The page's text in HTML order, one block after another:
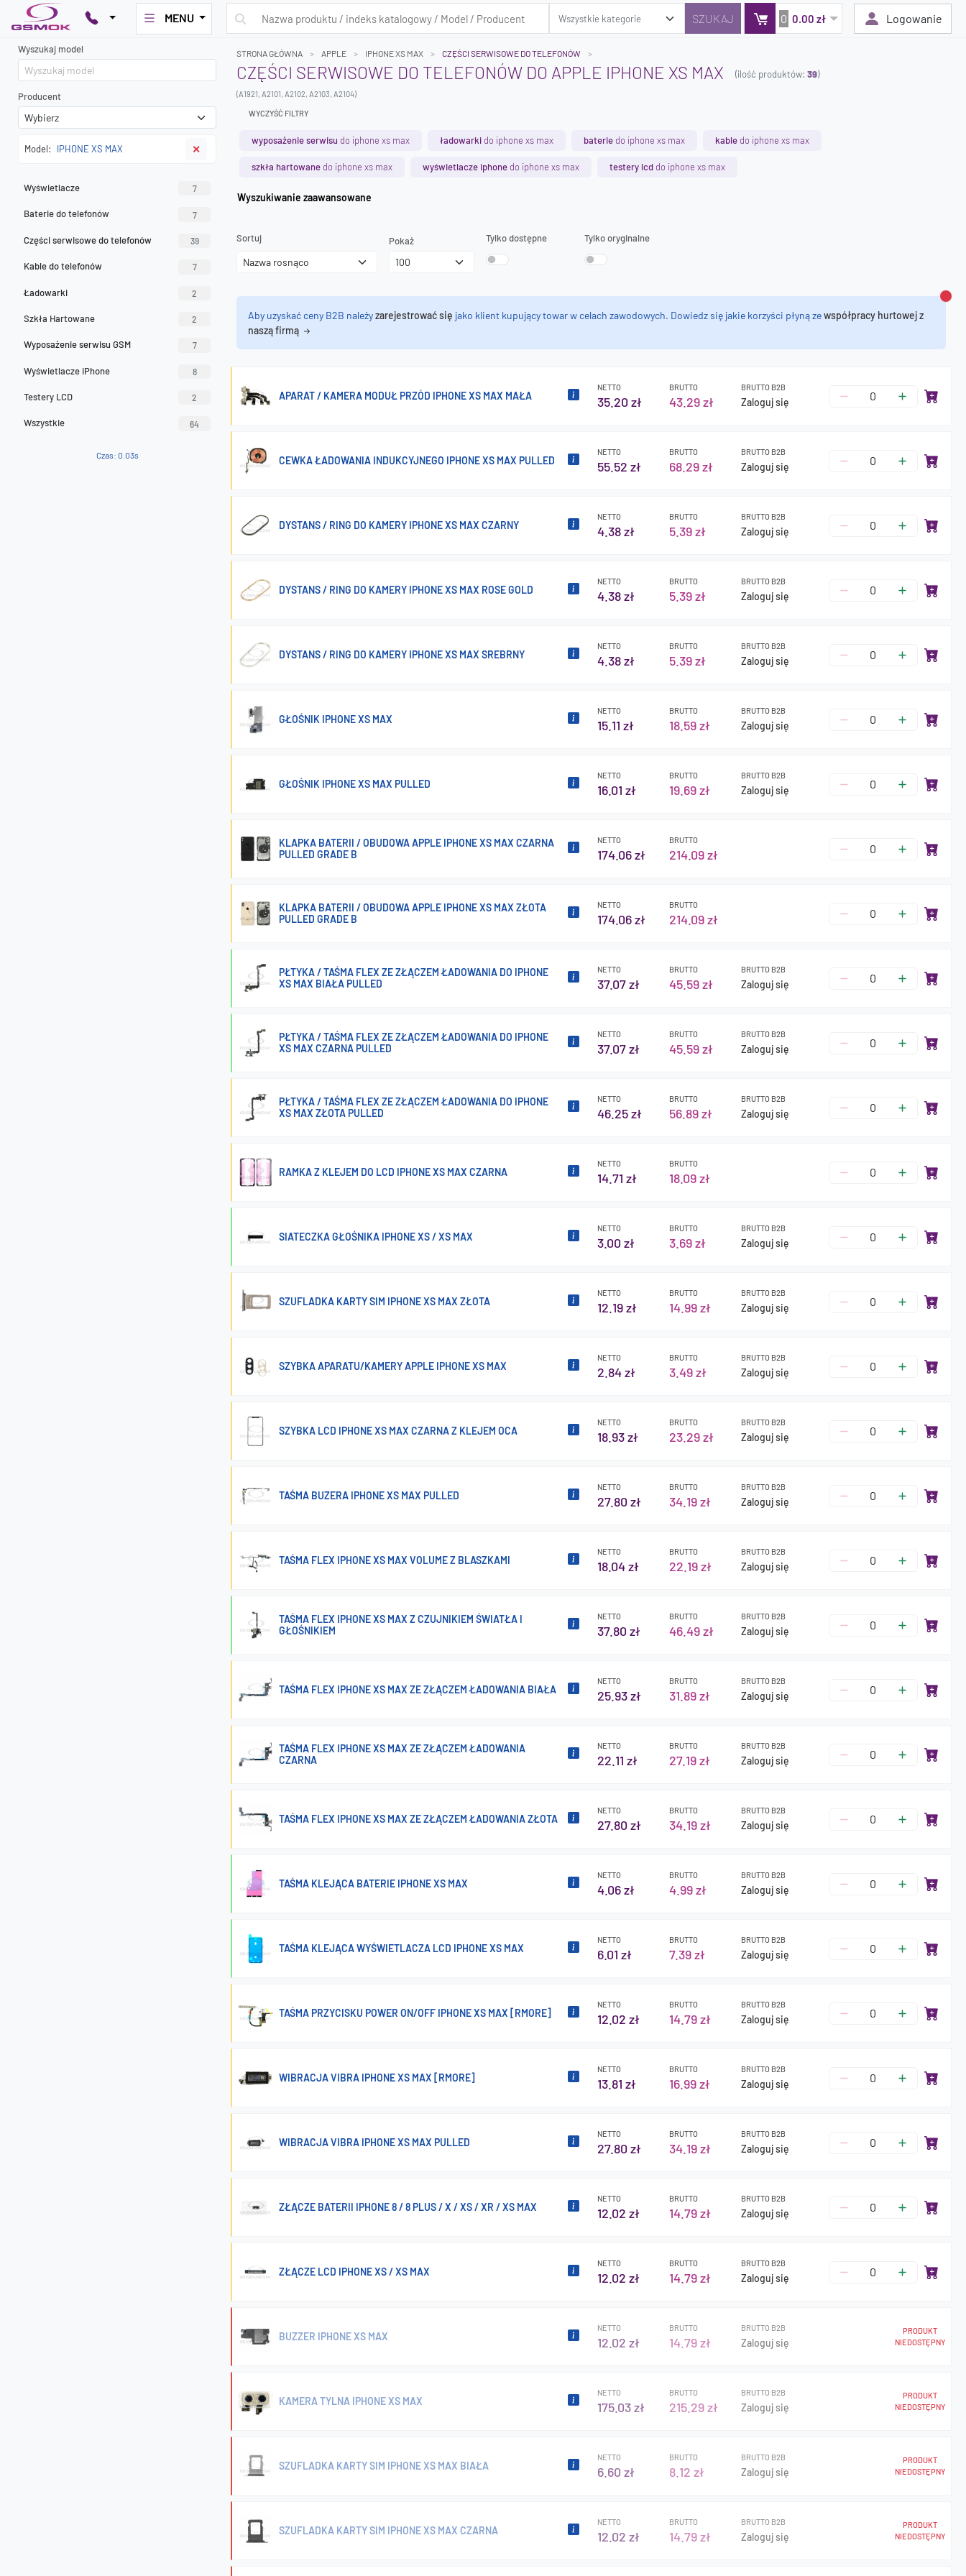
MENU 0 0.00 zł Logowanie
Wyszukaj model
Producent
Model: IPHONE XS MAX ✕
Wyświetlacze 7
Baterie do telefonów 7
Części serwisowe do telefonów 39
Kable do telefonów 7
Ładowarki 2
Szkła Hartowane 2
Wyposażenie serwisu GSM 7
Wyświetlacze iPhone 8
Testery LCD 2
Wszystkie 64
Czas: 0.03s
STRONA GŁÓWNA APPLE IPHONE XS MAX CZĘŚCI SERWISOWE DO TELEFONÓW
CZĘŚCI SERWISOWE DO TELEFONÓW DO APPLE IPHONE XS MAX (ilość produktów: 39)
(A1921, A2101, A2102, A2103, A2104)
WYCZYŚĆ FILTRY
wyposażenie serwisu do iphone xs max ładowarki do iphone xs max baterie do iphone xs max kable do iphone xs max
szkła hartowane do iphone xs max wyświetlacze iphone do iphone xs max testery lcd do iphone xs max
Wyszukiwanie zaawansowane
Sortuj Pokaż Tylko dostępne Tylko oryginalne
Aby uzyskać ceny B2B należyzarejestrować się jako klient kupujący towar w celach zawodowych. Dowiedz się jakie korzyści płyną zewspółpracy hurtowej z
naszą firmą
APARAT / KAMERA MODUŁ PRZÓD IPHONE XS MAX MAŁA
NETTO
35.20 zł
BRUTTO
43.29 zł
BRUTTO B2B
Zaloguj się
CEWKA ŁADOWANIA INDUKCYJNEGO IPHONE XS MAX PULLED
NETTO
55.52 zł
BRUTTO
68.29 zł
BRUTTO B2B
Zaloguj się
DYSTANS / RING DO KAMERY IPHONE XS MAX CZARNY
NETTO
4.38 zł
BRUTTO
5.39 zł
BRUTTO B2B
Zaloguj się
DYSTANS / RING DO KAMERY IPHONE XS MAX ROSE GOLD
NETTO
4.38 zł
BRUTTO
5.39 zł
BRUTTO B2B
Zaloguj się
DYSTANS / RING DO KAMERY IPHONE XS MAX SREBRNY
NETTO
4.38 zł
BRUTTO
5.39 zł
BRUTTO B2B
Zaloguj się
GŁOŚNIK IPHONE XS MAX
NETTO
15.11 zł
BRUTTO
18.59 zł
BRUTTO B2B
Zaloguj się
GŁOŚNIK IPHONE XS MAX PULLED
NETTO
16.01 zł
BRUTTO
19.69 zł
BRUTTO B2B
Zaloguj się
KLAPKA BATERII / OBUDOWA APPLE IPHONE XS MAX CZARNA
PULLED GRADE B
NETTO
174.06 zł
BRUTTO
214.09 zł
KLAPKA BATERII / OBUDOWA APPLE IPHONE XS MAX ZŁOTA
PULLED GRADE B
NETTO
174.06 zł
BRUTTO
214.09 zł
PŁTYKA / TAŚMA FLEX ZE ZŁĄCZEM ŁADOWANIA DO IPHONE
XS MAX BIAŁA PULLED
NETTO
37.07 zł
BRUTTO
45.59 zł
BRUTTO B2B
Zaloguj się
PŁTYKA / TAŚMA FLEX ZE ZŁĄCZEM ŁADOWANIA DO IPHONE
XS MAX CZARNA PULLED
NETTO
37.07 zł
BRUTTO
45.59 zł
BRUTTO B2B
Zaloguj się
PŁTYKA / TAŚMA FLEX ZE ZŁĄCZEM ŁADOWANIA DO IPHONE
XS MAX ZŁOTA PULLED
NETTO
46.25 zł
BRUTTO
56.89 zł
BRUTTO B2B
Zaloguj się
RAMKA Z KLEJEM DO LCD IPHONE XS MAX CZARNA
NETTO
14.71 zł
BRUTTO
18.09 zł
SIATECZKA GŁOŚNIKA IPHONE XS / XS MAX
NETTO
3.00 zł
BRUTTO
3.69 zł
BRUTTO B2B
Zaloguj się
SZUFLADKA KARTY SIM IPHONE XS MAX ZŁOTA
NETTO
12.19 zł
BRUTTO
14.99 zł
BRUTTO B2B
Zaloguj się
SZYBKA APARATU/KAMERY APPLE IPHONE XS MAX
NETTO
2.84 zł
BRUTTO
3.49 zł
BRUTTO B2B
Zaloguj się
SZYBKA LCD IPHONE XS MAX CZARNA Z KLEJEM OCA
NETTO
18.93 zł
BRUTTO
23.29 zł
BRUTTO B2B
Zaloguj się
TAŚMA BUZERA IPHONE XS MAX PULLED
NETTO
27.80 zł
BRUTTO
34.19 zł
BRUTTO B2B
Zaloguj się
TAŚMA FLEX IPHONE XS MAX VOLUME Z BLASZKAMI
NETTO
18.04 zł
BRUTTO
22.19 zł
BRUTTO B2B
Zaloguj się
TAŚMA FLEX IPHONE XS MAX Z CZUJNIKIEM ŚWIATŁA I
GŁOŚNIKIEM
NETTO
37.80 zł
BRUTTO
46.49 zł
BRUTTO B2B
Zaloguj się
TAŚMA FLEX IPHONE XS MAX ZE ZŁĄCZEM ŁADOWANIA BIAŁA
NETTO
25.93 zł
BRUTTO
31.89 zł
BRUTTO B2B
Zaloguj się
TAŚMA FLEX IPHONE XS MAX ZE ZŁĄCZEM ŁADOWANIA
CZARNA
NETTO
22.11 zł
BRUTTO
27.19 zł
BRUTTO B2B
Zaloguj się
TAŚMA FLEX IPHONE XS MAX ZE ZŁĄCZEM ŁADOWANIA ZŁOTA
NETTO
27.80 zł
BRUTTO
34.19 zł
BRUTTO B2B
Zaloguj się
TAŚMA KLEJĄCA BATERIE IPHONE XS MAX
NETTO
4.06 zł
BRUTTO
4.99 zł
BRUTTO B2B
Zaloguj się
TAŚMA KLEJĄCA WYŚWIETLACZA LCD IPHONE XS MAX
NETTO
6.01 zł
BRUTTO
7.39 zł
BRUTTO B2B
Zaloguj się
TAŚMA PRZYCISKU POWER ON/OFF IPHONE XS MAX [RMORE]
NETTO
12.02 zł
BRUTTO
14.79 zł
BRUTTO B2B
Zaloguj się
WIBRACJA VIBRA IPHONE XS MAX [RMORE]
NETTO
13.81 zł
BRUTTO
16.99 zł
BRUTTO B2B
Zaloguj się
WIBRACJA VIBRA IPHONE XS MAX PULLED
NETTO
27.80 zł
BRUTTO
34.19 zł
BRUTTO B2B
Zaloguj się
ZŁĄCZE BATERII IPHONE 8 / 8 PLUS / X / XS / XR / XS MAX
NETTO
12.02 zł
BRUTTO
14.79 zł
BRUTTO B2B
Zaloguj się
ZŁĄCZE LCD IPHONE XS / XS MAX
NETTO
12.02 zł
BRUTTO
14.79 zł
BRUTTO B2B
Zaloguj się
BUZZER IPHONE XS MAX
NETTO
12.02 zł
BRUTTO
14.79 zł
BRUTTO B2B
Zaloguj się
PRODUKT
NIEDOSTĘPNY
KAMERA TYLNA IPHONE XS MAX
NETTO
175.03 zł
BRUTTO
215.29 zł
BRUTTO B2B
Zaloguj się
PRODUKT
NIEDOSTĘPNY
SZUFLADKA KARTY SIM IPHONE XS MAX BIAŁA
NETTO
6.60 zł
BRUTTO
8.12 zł
BRUTTO B2B
Zaloguj się
PRODUKT
NIEDOSTĘPNY
SZUFLADKA KARTY SIM IPHONE XS MAX CZARNA
NETTO
12.02 zł
BRUTTO
14.79 zł
BRUTTO B2B
Zaloguj się
PRODUKT
NIEDOSTĘPNY